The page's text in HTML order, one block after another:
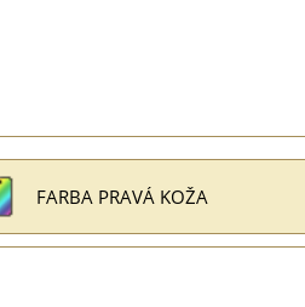
FARBA PRAVÁ KOŽA